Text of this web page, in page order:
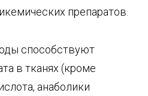
препаратов.
способствуют
в тканях (кроме
анаболики